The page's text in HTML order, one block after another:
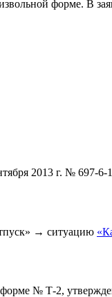
форме. В
2013 г. № 697-
→ ситуацию
№ Т-2,